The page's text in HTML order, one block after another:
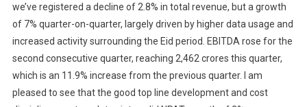
we’ve registered a decline of 2.8% in total revenue, but a growth
of 7% quarter-on-quarter, largely driven by higher data usage and
increased activity surrounding the Eid period. EBITDA rose for the
second consecutive quarter, reaching 2,462 crores this quarter,
which is an 11.9% increase from the previous quarter. I am
pleased to see that the good top line development and cost